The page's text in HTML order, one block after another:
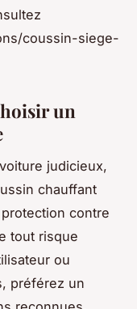
coussin-siege-
un
judicieux,
chauffant
contre
tout risque
ou
préférez un